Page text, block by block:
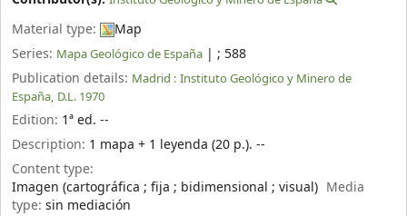
Material type:
Map
Series: Mapa Geológico de España | ; 588
Publication details: Madrid : Instituto Geológico y Minero de
España, D.L. 1970
Edition: 1ª ed. --
Description: 1 mapa + 1 leyenda (20 p.). --
Content type:
Imagen (cartográfica ; fija ; bidimensional ; visual) Media
type: sin mediación